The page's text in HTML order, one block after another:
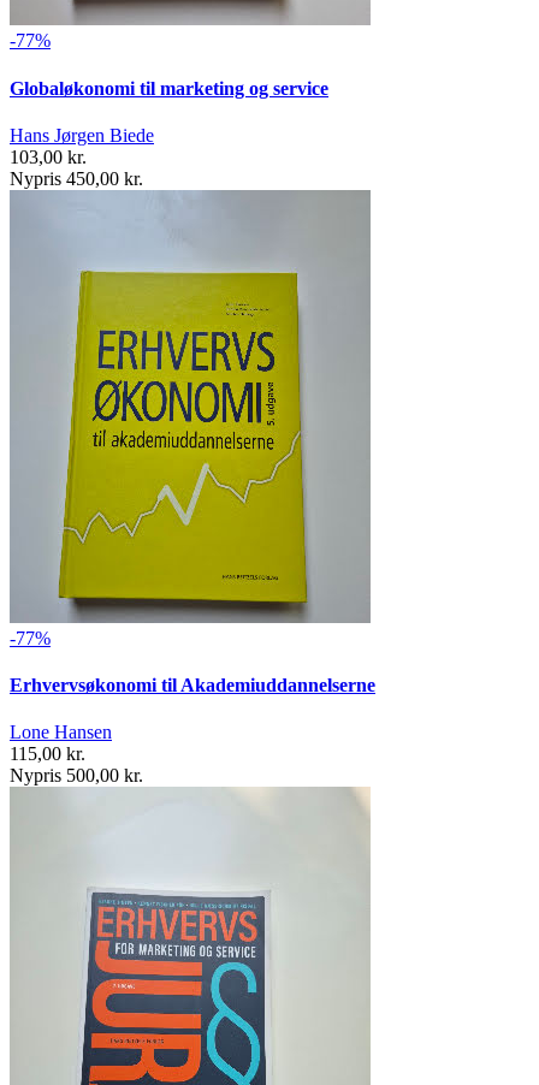
-77%
Globaløkonomi til marketing og service
Hans Jørgen Biede
103,00 kr.
Nypris 450,00 kr.
-77%
Erhvervsøkonomi til Akademiuddannelserne
Lone Hansen
115,00 kr.
Nypris 500,00 kr.